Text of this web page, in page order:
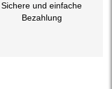
Sichere und einfache
Bezahlung